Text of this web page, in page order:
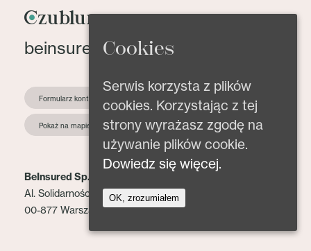
beinsured@beinsured.pl
Formularz kontaktowy
Pokaż na mapie
BeInsured Sp. z o.o.
Al. Solidarności 153 lok. 2
00-877 Warszawa
Cookies
Serwis korzysta z plików
cookies. Korzystając z tej
strony wyrażasz zgodę na
używanie plików cookie.
Dowiedz się więcej.
OK, zrozumiałem